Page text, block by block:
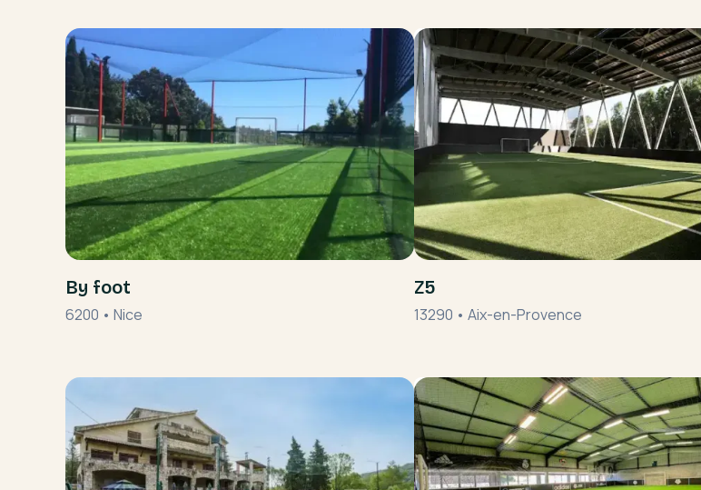
By foot
6200 • Nice
Z5
13290 • Aix-en-Provence